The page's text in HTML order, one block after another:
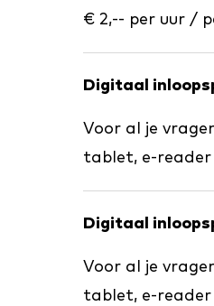
€ 2,-- per uur /
Digitaal
Voor al je
tablet, e-
Digitaal
Voor al je
tablet, e-